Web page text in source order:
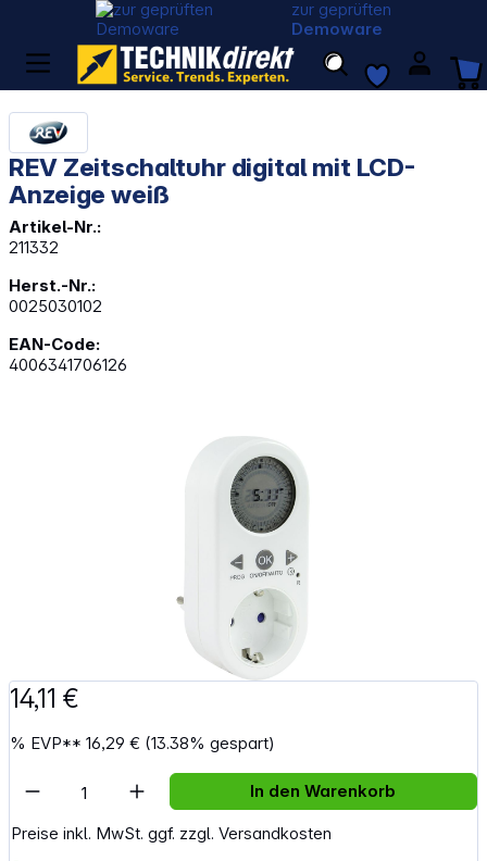
zur geprüften
Demoware
REV Zeitschaltuhr digital mit LCD-
Anzeige weiß
Artikel-Nr.:
211332
Herst.-Nr.:
0025030102
EAN-Code:
4006341706126
Bildergalerie überspringen
14,11 €
% EVP**16,29 € (13.38% gespart)
Preise inkl. MwSt. ggf. zzgl. Versandkosten
Artikel Anzahl: Gib den gewünschten
In den Warenkorb